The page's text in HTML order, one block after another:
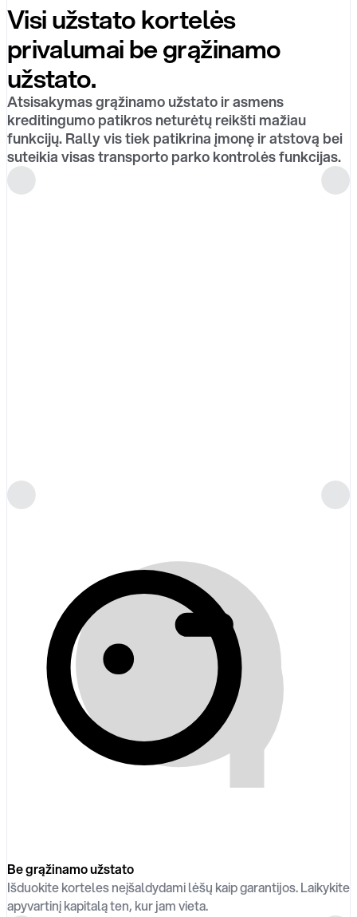
Visi užstato kortelės
privalumai be grąžinamo
užstato.
Atsisakymas grąžinamo užstato ir asmens
kreditingumo patikros neturėtų reikšti mažiau
funkcijų. Rally vis tiek patikrina įmonę ir atstovą bei
suteikia visas transporto parko kontrolės funkcijas.
Be grąžinamo užstato
Išduokite korteles neįšaldydami lėšų kaip garantijos. Laikykite
apyvartinį kapitalą ten, kur jam vieta.